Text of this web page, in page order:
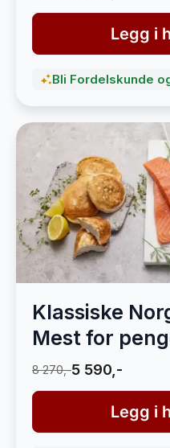
Legg i
Bli Fordelskunde
Klassiske
Mest for
8 270,-5 590,-
Legg i